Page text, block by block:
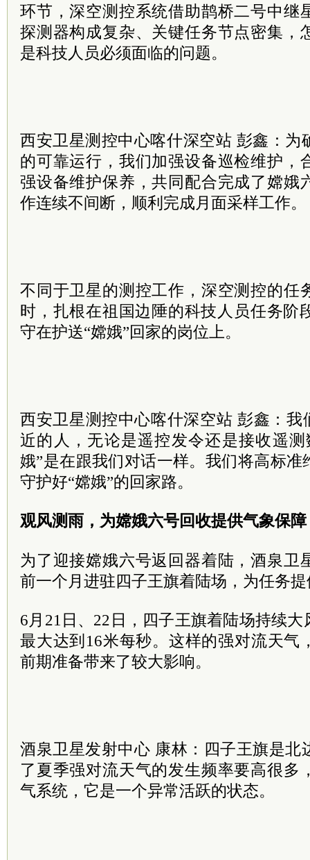
环节，深空测控系统借助鹊桥二号中继
探测器构成复杂、关键任务节点密集，
是科技人员必须面临的问题。
西安卫星测控中心喀什深空站 彭鑫：为
的可靠运行，我们加强设备巡检维护，
强设备维护保养，共同配合完成了嫦娥
作连续不间断，顺利完成月面采样工作。
不同于卫星的测控工作，深空测控的任
时，扎根在祖国边陲的科技人员任务阶
守在护送“嫦娥”回家的岗位上。
西安卫星测控中心喀什深空站 彭鑫：我
近的人，无论是遥控发令还是接收遥
娥”是在跟我们对话一样。我们将高标
守护好“嫦娥”的回家路。
观风测雨，为嫦娥六号回收提供气象保障
为了迎接嫦娥六号返回器着陆，酒泉卫
前一个月进驻四子王旗着陆场，为任务
6月21日、22日，四子王旗着陆场持续
最大达到16米每秒。这样的强对流天气
前期准备带来了较大影响。
酒泉卫星发射中心 康林：四子王旗是北
了夏季强对流天气的发生频率要高很多
气系统，它是一个异常活跃的状态。